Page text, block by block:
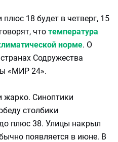
18 будет в четверг, 15
что температура
норме. О
Содружества
«МИР 24».
жарко. Синоптики
столбики
плюс 38. Улицы накрыл
появляется в июне. В